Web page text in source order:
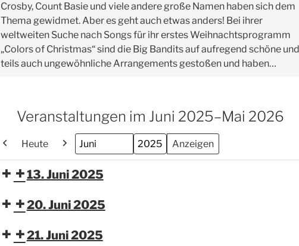
Crosby, Count Basie und viele andere große Namen haben sich dem
Thema gewidmet. Aber es geht auch etwas anders! Bei ihrer
weltweiten Suche nach Songs für ihr erstes Weihnachtsprogramm
„Colors of Christmas“ sind die Big Bandits auf aufregend schöne und
teils auch ungewöhnliche Arrangements gestoßen und haben…
Veranstaltungen im Juni 2025–Mai 2026
Zurück
Heute
WeiterMonat
Jahr
13. Juni 2025
20. Juni 2025
21. Juni 2025